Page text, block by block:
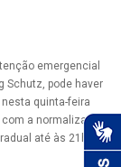
emergencial
Schutz, pode haver
quinta-feira
a normalização
até às 21h.